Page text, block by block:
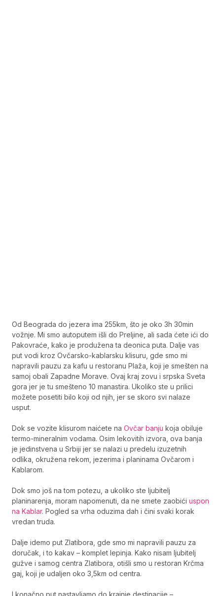
Od Beograda do jezera ima 255km, što je oko 3h 30min
vožnje. Mi smo autoputem išli do Preljine, ali sada ćete ići do
Pakovraće, kako je produžena ta deonica puta. Dalje vas
put vodi kroz Ovčarsko-kablarsku klisuru, gde smo mi
napravili pauzu za kafu u restoranu Plaža, koji je smešten na
samoj obali Zapadne Morave. Ovaj kraj zovu i srpska Sveta
gora jer je tu smešteno 10 manastira. Ukoliko ste u prilici
možete posetiti bilo koji od njih, jer se skoro svi nalaze
usput.
Dok se vozite klisurom naićete na Ovčar banju koja obiluje
termo-mineralnim vodama. Osim lekovitih izvora, ova banja
je jedinstvena u Srbiji jer se nalazi u predelu izuzetnih
odlika, okružena rekom, jezerima i planinama Ovčarom i
Kablarom.
Dok smo još na tom potezu, a ukoliko ste ljubitelj
planinarenja, moram napomenuti, da ne smete zaobići uspon
na Kablar. Pogled sa vrha oduzima dah i čini svaki korak
vredan truda.
Dalje idemo put Zlatibora, gde smo mi napravili pauzu za
doručak, i to kakav – komplet lepinja. Kako nisam ljubitelj
gužve i samog centra Zlatibora, otišli smo u restoran Krčma
gaj, koji je udaljen oko 3,5km od centra.
I konačno put nastavljamo do krajnje destinacije –